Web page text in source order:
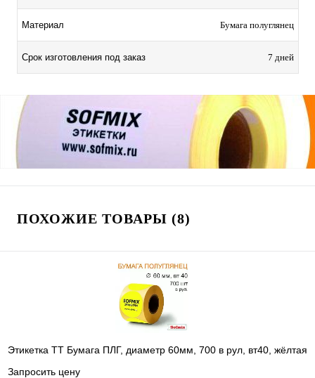
Материал Бумага полуглянец
Срок изготовления под заказ 7 дней
ПОХОЖИЕ ТОВАРЫ (8)
Этикетка ТТ Бумага ПЛГ, диаметр 60мм, 700 в рул, вт40, жёлтая
Запросить цену